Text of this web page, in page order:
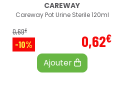
CAREWAY
Careway Pot Urine Sterile 120ml
0,69€
-10% 0,62€
Ajouter